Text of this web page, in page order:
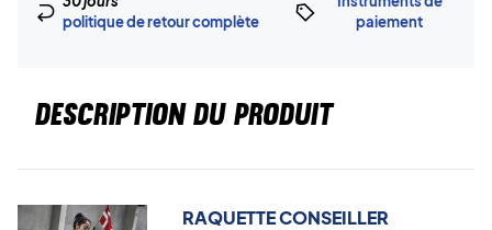
politique de retour complète
paiement
DESCRIPTION DU PRODUIT
RAQUETTE CONSEILLER